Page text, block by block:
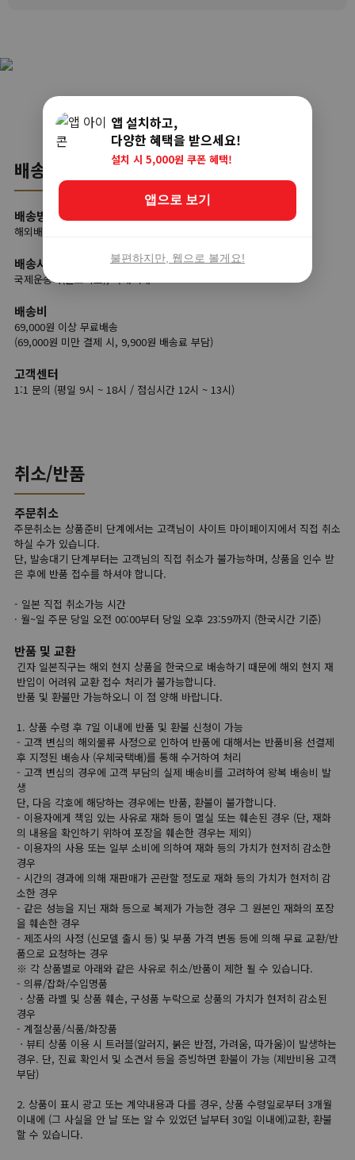
배송
배송방법
해외배송
배송사
국제운송사(글로비츠), 국내택배
배송비
69,000원 이상 무료배송
(69,000원 미만 결제 시, 9,900원 배송료 부담)
고객센터
1:1 문의 (평일 9시 ~ 18시 / 점심시간 12시 ~ 13시)
취소/반품
주문취소
주문취소는 상품준비 단계에서는 고객님이 사이트 마이페이지에서 직접 취소
하실 수가 있습니다.
단, 발송대기 단계부터는 고객님의 직접 취소가 불가능하며, 상품을 인수 받
은 후에 반품 접수를 하셔야 합니다.
- 일본 직접 취소가능 시간
· 월~일 주문 당일 오전 00:00부터 당일 오후 23:59까지 (한국시간 기준)
반품 및 교환
긴자 일본직구는 해외 현지 상품을 한국으로 배송하기 때문에 해외 현지 재
반입이 어려워 교환 접수 처리가 불가능합니다.
반품 및 환불만 가능하오니 이 점 양해 바랍니다.
1. 상품 수령 후 7일 이내에 반품 및 환불 신청이 가능
- 고객 변심의 해외물류 사정으로 인하여 반품에 대해서는 반품비용 선결제
후 지정된 배송사 (우체국택배)를 통해 수거하여 처리
- 고객 변심의 경우에 고객 부담의 실제 배송비를 고려하여 왕복 배송비 발
생
단, 다음 각호에 해당하는 경우에는 반품, 환불이 불가합니다.
- 이용자에게 책임 있는 사유로 재화 등이 멸실 또는 훼손된 경우 (단, 재화
의 내용을 확인하기 위하여 포장을 훼손한 경우는 제외)
- 이용자의 사용 또는 일부 소비에 의하여 재화 등의 가치가 현저히 감소한
경우
- 시간의 경과에 의해 재판매가 곤란할 정도로 재화 등의 가치가 현저히 감
소한 경우
- 같은 성능을 지닌 재화 등으로 복제가 가능한 경우 그 원본인 재화의 포장
을 훼손한 경우
- 제조사의 사정 (신모델 출시 등) 및 부품 가격 변동 등에 의해 무료 교환/반
품으로 요청하는 경우
※ 각 상품별로 아래와 같은 사유로 취소/반품이 제한 될 수 있습니다.
- 의류/잡화/수입명품
ㆍ상품 라벨 및 상품 훼손, 구성품 누락으로 상품의 가치가 현저히 감소된
경우
- 계절상품/식품/화장품
ㆍ뷰티 상품 이용 시 트러블(알러지, 붉은 반점, 가려움, 따가움)이 발생하는
경우. 단, 진료 확인서 및 소견서 등을 증빙하면 환불이 가능 (제반비용 고객
부담)
2. 상품이 표시 광고 또는 계약내용과 다를 경우, 상품 수령일로부터 3개월
이내에 (그 사실을 안 날 또는 알 수 있었던 날부터 30일 이내에)교환, 환불
할 수 있습니다.
앱 설치하고,
다양한 혜택을 받으세요!
설치 시 5,000원 쿠폰 혜택!
앱으로 보기
불편하지만, 웹으로 볼게요!